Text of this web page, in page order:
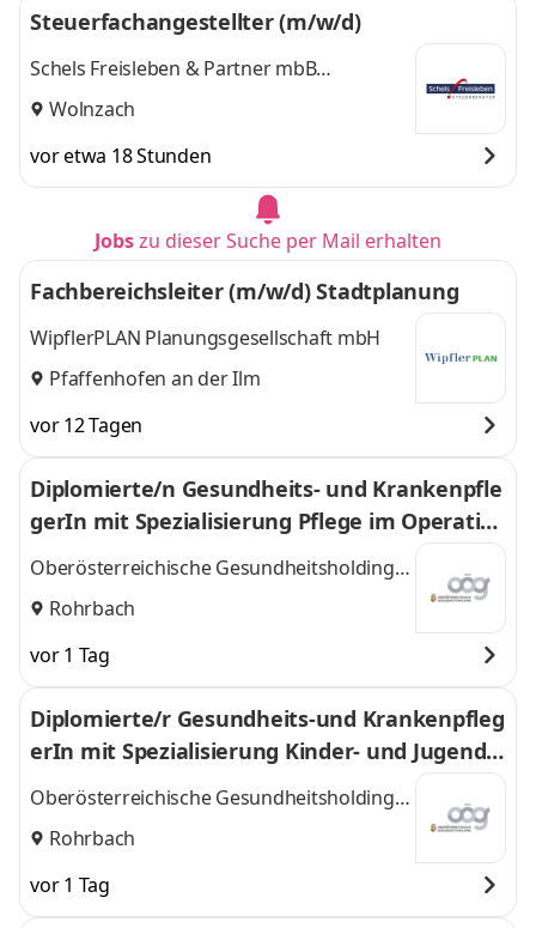
Steuerfachangestellter (m/w/d)
Schels Freisleben & Partner mbB
Steuerberater
Wolnzach
vor etwa 18 Stunden
Jobszu dieser Suche per Mail erhalten
Fachbereichsleiter (m/w/d) Stadtplanung
WipflerPLAN Planungsgesellschaft mbH
Pfaffenhofen an der Ilm
vor 12 Tagen
Diplomierte/n Gesundheits- und Krankenpfle
gerIn mit Spezialisierung Pflege im Operatio
nsbereich
Oberösterreichische Gesundheitsholding
GmbH
Rohrbach
vor 1 Tag
Diplomierte/r Gesundheits-und Krankenpfleg
erIn mit Spezialisierung Kinder- und Jugendli
chenpflege
Oberösterreichische Gesundheitsholding
GmbH
Rohrbach
vor 1 Tag